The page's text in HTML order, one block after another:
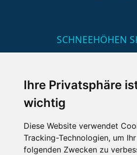
Ihre Privatsphäre
wichtig
Diese Website verwendet
Tracking-Technologien, um
folgenden Zwecken zu
SCHNEEHÖHEN